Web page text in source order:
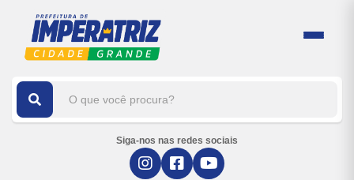
Siga-nos nas redes sociais